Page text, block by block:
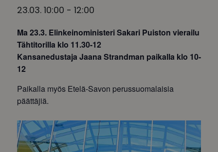
23.03. 10:00 - 12:00
Ma 23.3. Elinkeinoministeri Sakari Puiston vierailu
Tähtitorilla klo 11.30-12
Kansanedustaja Jaana Strandman paikalla klo 10-
12
Paikalla myös Etelä-Savon perussuomalaisia
päättäjiä.